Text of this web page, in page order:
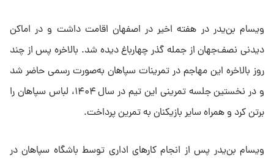
ویسام بن‌یدر در هفته اخیر در اصفهان اقامت داشت و در اماکن
دیدنی نصف‌جهان از جمله گذر چهارباغ دیده شد. بالاخره پس از چند
روز بالاخره این مهاجم در تمرینات سپاهان به‌صورت رسمی حاضر شد
و در نخستین جلسه تمرینی این تیم در سال ۱۴۰۴، لباس سپاهان را
برتن کرد و همراه سایر بازیکنان به تمرین پرداخت.
ویسام بن‌یدر پس از انجام کار‌های اداری توسط باشگاه سپاهان در